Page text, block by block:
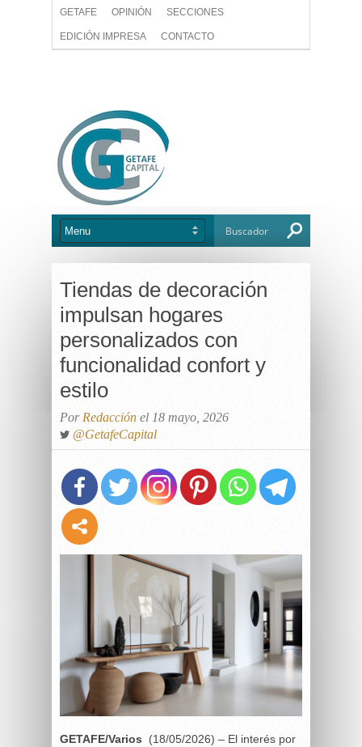
GETAFE OPINIÓN SECCIONES
EDICIÓN IMPRESA CONTACTO
Tiendas de decoración
impulsan hogares
personalizados con
funcionalidad confort y
estilo
Por Redacción el 18 mayo, 2026
@GetafeCapital
GETAFE/Varios (18/05/2026) – El interés por